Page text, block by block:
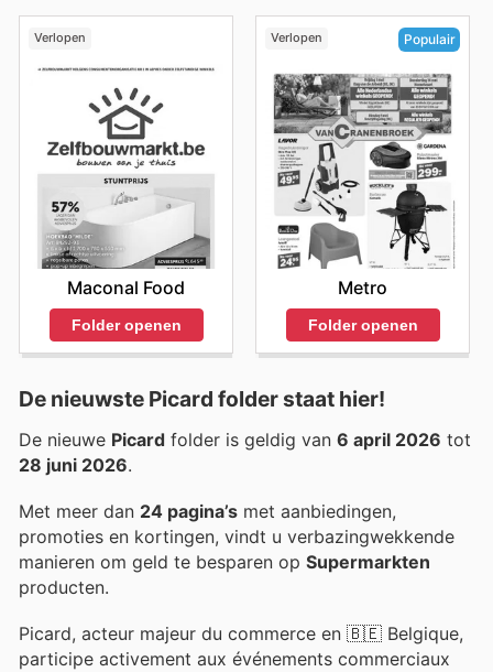
Verlopen
Maconal Food
Folder openen
Verlopen Populair
Metro
Folder openen
De nieuwste Picard folder staat hier!
De nieuwe Picard folder is geldig van 6 april 2026 tot
28 juni 2026.
Met meer dan 24 pagina’s met aanbiedingen,
promoties en kortingen, vindt u verbazingwekkende
manieren om geld te besparen op Supermarkten
producten.
Picard, acteur majeur du commerce en 🇧🇪 Belgique,
participe activement aux événements commerciaux